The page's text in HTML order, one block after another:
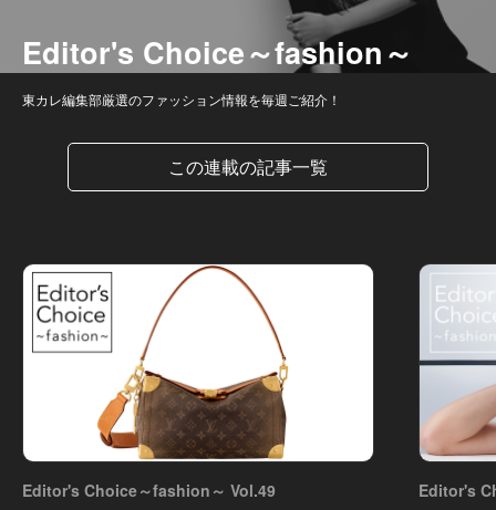
Editor's Choice～fashion～
東カレ編集部厳選のファッション情報を毎週ご紹介！
この連載の記事一覧
Editor's Choice～fashion～ Vol.49 Editor's